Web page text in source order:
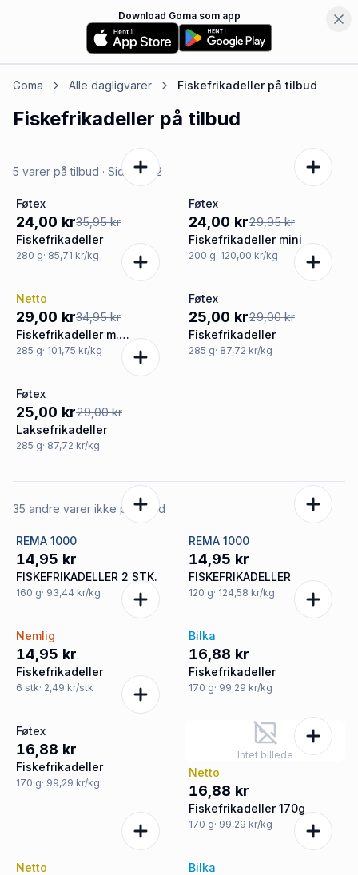
Download Goma som app
Goma Alle dagligvarer Fiskefrikadellerpå tilbud
Fiskefrikadeller på tilbud
5 varer på tilbud · Side1af 2
-33%
Føtex
24,00 kr35,95 kr
Fiskefrikadeller
280 g· 85,71 kr/kg
-20%
Føtex
24,00 kr29,95 kr
Fiskefrikadeller mini
200 g· 120,00 kr/kg
-17%
Netto
29,00 kr34,95 kr
Fiskefrikadeller m.
grøntsager
285 g· 101,75 kr/kg
-14%
Føtex
25,00 kr29,00 kr
Fiskefrikadeller
285 g· 87,72 kr/kg
-14%
Føtex
25,00 kr29,00 kr
Laksefrikadeller
285 g· 87,72 kr/kg
35 andre varer ikke på tilbud
REMA 1000
14,95 kr
FISKEFRIKADELLER 2 STK.
160 g· 93,44 kr/kg
REMA 1000
14,95 kr
FISKEFRIKADELLER
120 g· 124,58 kr/kg
Nemlig
14,95 kr
Fiskefrikadeller
6 stk· 2,49 kr/stk
Bilka
16,88 kr
Fiskefrikadeller
170 g· 99,29 kr/kg
Føtex
16,88 kr
Fiskefrikadeller
170 g· 99,29 kr/kg
Intet billede
Netto
16,88 kr
Fiskefrikadeller 170g
170 g· 99,29 kr/kg
Netto Bilka